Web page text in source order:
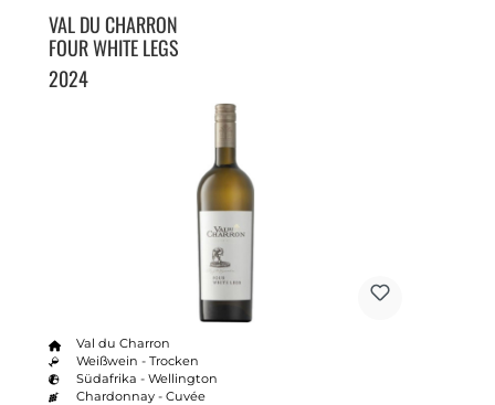
VAL DU CHARRON
FOUR WHITE LEGS
2024
Val du Charron
Weißwein - Trocken
Südafrika - Wellington
Chardonnay - Cuvée